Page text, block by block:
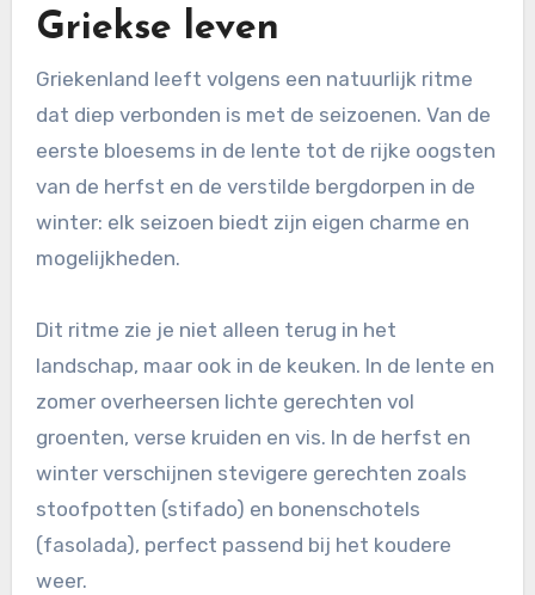
Griekse leven
Griekenland leeft volgens een natuurlijk ritme
dat diep verbonden is met de seizoenen. Van de
eerste bloesems in de lente tot de rijke oogsten
van de herfst en de verstilde bergdorpen in de
winter: elk seizoen biedt zijn eigen charme en
mogelijkheden.
Dit ritme zie je niet alleen terug in het
landschap, maar ook in de keuken. In de lente en
zomer overheersen lichte gerechten vol
groenten, verse kruiden en vis. In de herfst en
winter verschijnen stevigere gerechten zoals
stoofpotten (stifado) en bonenschotels
(fasolada), perfect passend bij het koudere
weer.